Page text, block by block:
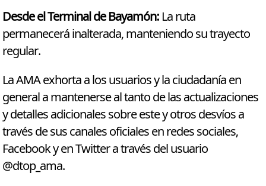
Desde el Terminal de Bayamón: La ruta
permanecerá inalterada, manteniendo su trayecto
regular.
La AMA exhorta a los usuarios y la ciudadanía en
general a mantenerse al tanto de las actualizaciones
y detalles adicionales sobre este y otros desvíos a
través de sus canales oficiales en redes sociales,
Facebook y en Twitter a través del usuario
@dtop_ama.